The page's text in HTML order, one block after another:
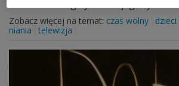
Zobacz więcej na temat: czas wolny dzieci
niania
telewizja